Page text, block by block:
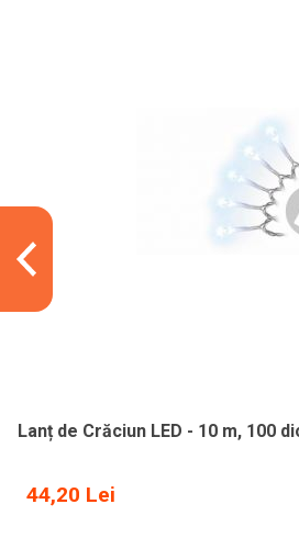
Lanț de Crăciun LED - 10 m, 100
44,20 Lei